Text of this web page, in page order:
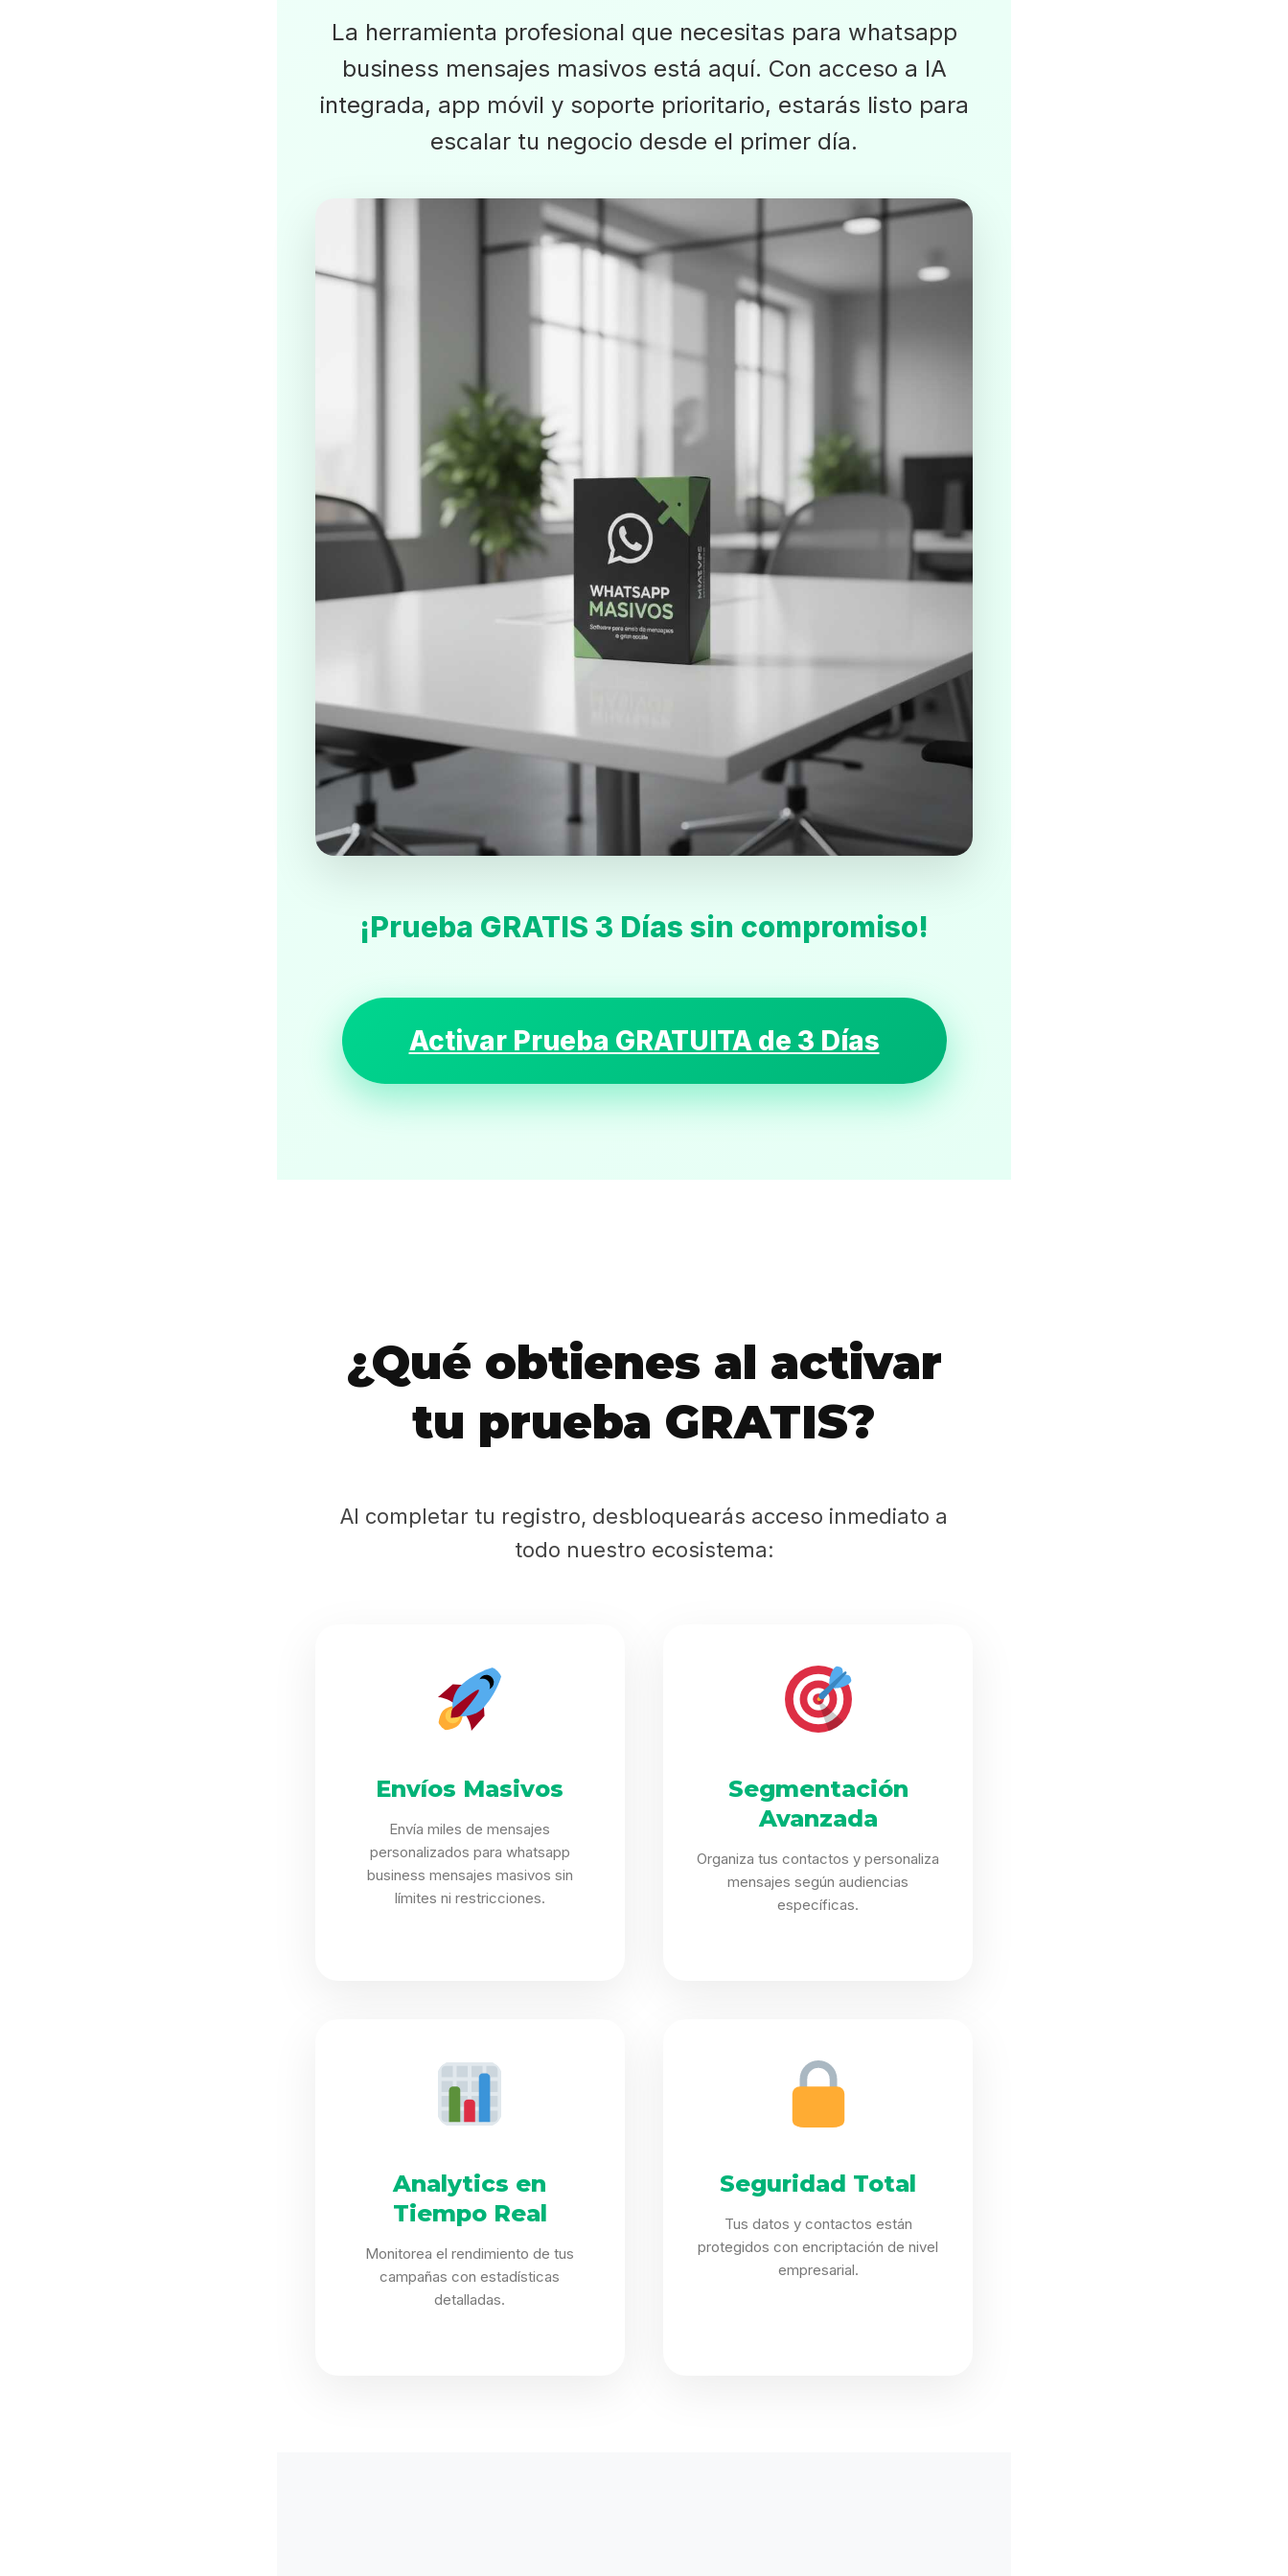
Inicio
Casting
Bershka
Casting
Casting
HolliKids
Search
La herramienta profesional que necesitas para whatsapp
business mensajes masivos está aquí. Con acceso a IA
integrada, app móvil y soporte prioritario, estarás listo para
escalar tu negocio desde el primer día.
¡Prueba GRATIS 3 Días sin compromiso!
Activar Prueba GRATUITA de 3 Días
¿Qué obtienes al activar
tu prueba GRATIS?
Al completar tu registro, desbloquearás acceso inmediato a
todo nuestro ecosistema:
Envíos Masivos
Envía miles de mensajes
personalizados para whatsapp
business mensajes masivos sin
límites ni restricciones.
Segmentación
Avanzada
Organiza tus contactos y personaliza
mensajes según audiencias
específicas.
Analytics en
Tiempo Real
Monitorea el rendimiento de tus
campañas con estadísticas
detalladas.
Seguridad Total
Tus datos y contactos están
protegidos con encriptación de nivel
empresarial.